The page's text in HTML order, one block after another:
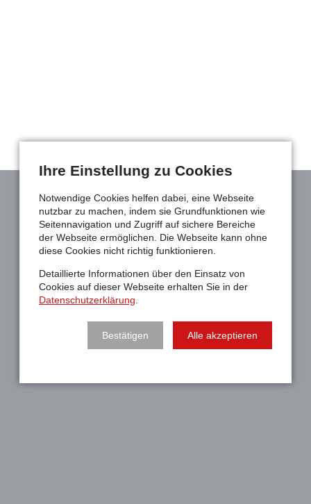
Ihre Einstellung zu Cookies
Notwendige Cookies helfen dabei, eine Webseite
nutzbar zu machen, indem sie Grundfunktionen wie
Seitennavigation und Zugriff auf sichere Bereiche
der Webseite ermöglichen. Die Webseite kann ohne
diese Cookies nicht richtig funktionieren.
Detaillierte Informationen über den Einsatz von
Cookies auf dieser Webseite erhalten Sie in der
Datenschutzerklärung.
Bestätigen Alle akzeptieren